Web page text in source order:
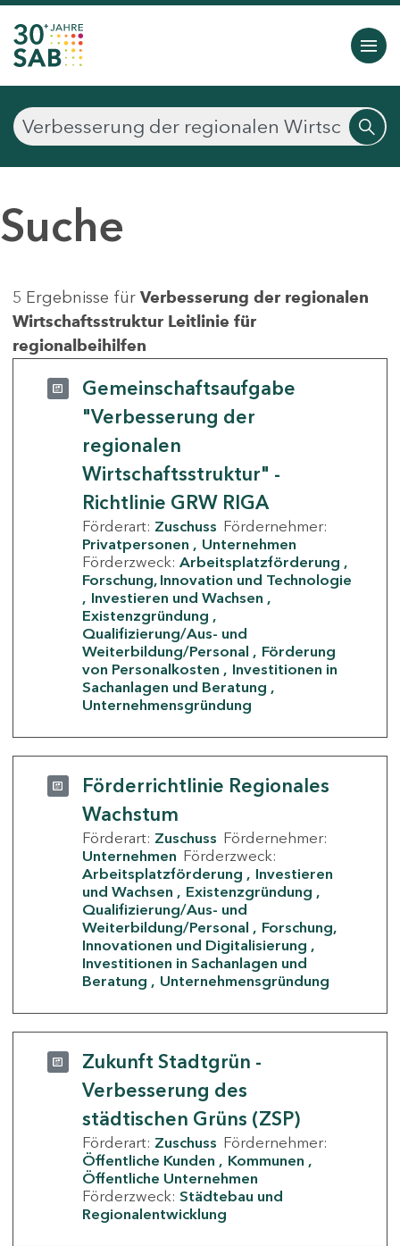
Suche
5 Ergebnisse für Verbesserung der regionalen
Wirtschaftsstruktur Leitlinie für
regionalbeihilfen
Gemeinschaftsaufgabe
"Verbesserung der
regionalen
Wirtschaftsstruktur" -
Richtlinie GRW RIGA
Förderart: Zuschuss Fördernehmer:
Privatpersonen
Unternehmen
Förderzweck: Arbeitsplatzförderung
Forschung, Innovation und Technologie
Investieren und Wachsen
Existenzgründung
Qualifizierung/Aus- und
Weiterbildung/Personal
Förderung
von Personalkosten
Investitionen in
Sachanlagen und Beratung
Unternehmensgründung
Förderrichtlinie Regionales
Wachstum
Förderart: Zuschuss Fördernehmer:
Unternehmen Förderzweck:
Arbeitsplatzförderung
Investieren
und Wachsen
Existenzgründung
Qualifizierung/Aus- und
Weiterbildung/Personal
Forschung,
Innovationen und Digitalisierung
Investitionen in Sachanlagen und
Beratung
Unternehmensgründung
Zukunft Stadtgrün -
Verbesserung des
städtischen Grüns (ZSP)
Förderart: Zuschuss Fördernehmer:
Öffentliche Kunden
Kommunen
Öffentliche Unternehmen
Förderzweck: Städtebau und
Regionalentwicklung